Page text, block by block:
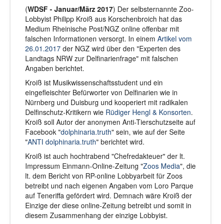
(WDSF - Januar/März 2017) Der selbsternannte Zoo-
Lobbyist Philipp Kroiß aus Korschenbroich hat das
Medium Rheinische Post/NGZ online offenbar mit
falschen Informationen versorgt. In einem Artikel vom
26.01.2017 der NGZ wird über den "Experten des
Landtags NRW zur Delfinarienfrage" mit falschen
Angaben berichtet.
Kroiß ist Musikwissenschaftsstudent und ein
eingefleischter Befürworter von Delfinarien wie in
Nürnberg und Duisburg und kooperiert mit radikalen
Delfinschutz-Kritikern wie Rüdiger Hengl & Konsorten.
Kroiß soll Autor der anonymen Anti-Tierschutzseite auf
Facebook "dolphinaria.truth" sein, wie auf der Seite
"ANTI dolphinaria.truth" berichtet wird.
Kroiß ist auch hochtrabend "Chefredakteuer" der lt.
Impressum Einmann-Online-Zeitung "Zoos Media", die
lt. dem Bericht von RP-online Lobbyarbeit für Zoos
betreibt und nach eigenen Angaben vom Loro Parque
auf Teneriffa gefördert wird. Demnach wäre Kroiß der
Einzige der diese online-Zeitung betreibt und somit in
diesem Zusammenhang der einzige Lobbyist.